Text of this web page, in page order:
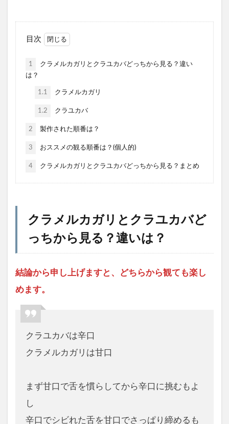
目次
1
クラメルカガリとクラユカバどっちから見る？違い
は？
1.1 クラメルカガリ
1.2 クラユカバ
2 製作された順番は？
3 おススメの観る順番は？(個人的)
4 クラメルカガリとクラユカバどっちから見る？まとめ
クラメルカガリとクラユカバど
っちから見る？違いは？
結論から申し上げますと、どちらから観ても楽し
めます。
クラユカバは辛口
クラメルカガリは甘口
まず甘口で舌を慣らしてから辛口に挑むもよ
し
辛口でシビれた舌を甘口でさっぱり締めるも